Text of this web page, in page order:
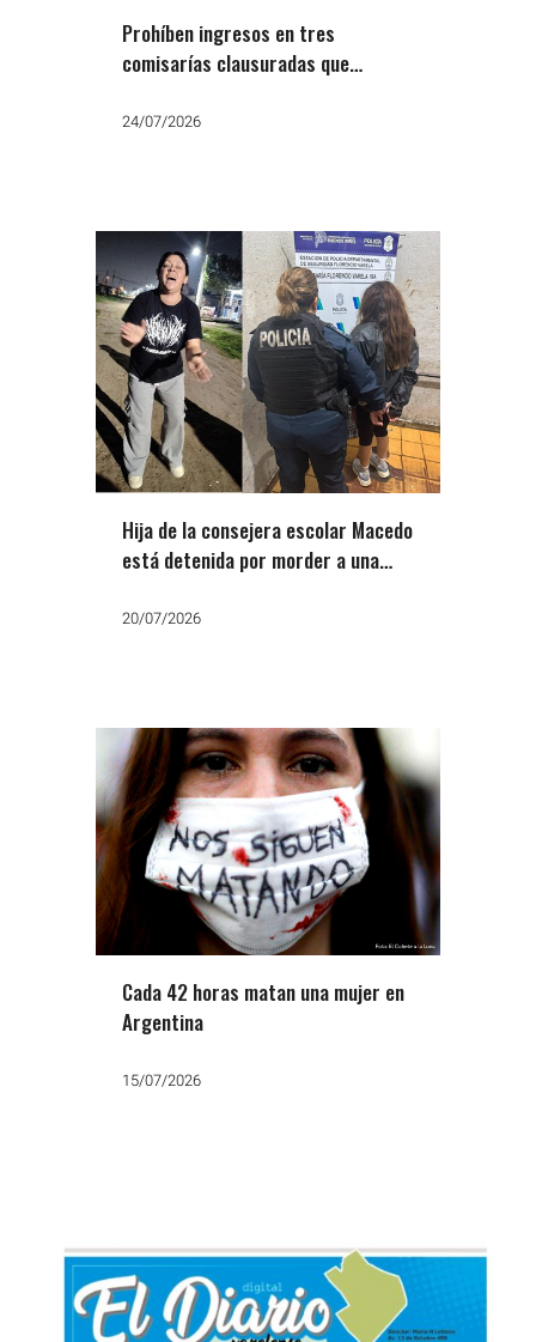
Prohíben ingresos en tres
comisarías clausuradas que
inhumanas
24/07/2026
Hija de la consejera escolar Macedo
está detenida por morder a una
dedo
20/07/2026
Cada 42 horas matan una mujer en
Argentina
15/07/2026